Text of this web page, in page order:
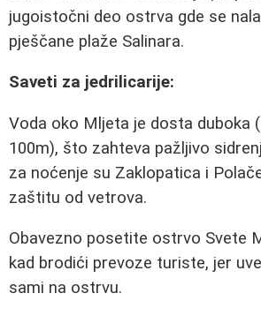
jugoistočni deo ostrva gde se
pješčane plaže Salinara.
Saveti za jedrilicarije:
Voda oko Mljeta je dosta duboka
100m), što zahteva pažljivo
za noćenje su Zaklopatica i
zaštitu od vetrova.
Obavezno posetite ostrvo Svete
kad brodići prevoze turiste, jer
sami na ostrvu.